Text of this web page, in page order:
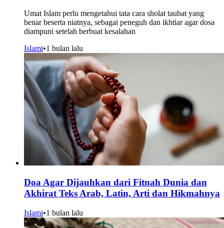
Umat Islam perlu mengetahui tata cara sholat taubat yang
benar beserta niatnya, sebagai peneguh dan ikhtiar agar dosa
diampuni setelah berbuat kesalahan
Islami•1 bulan lalu
Doa Agar Dijauhkan dari Fitnah Dunia dan
Akhirat Teks Arab, Latin, Arti dan Hikmahnya
Islami•1 bulan lalu